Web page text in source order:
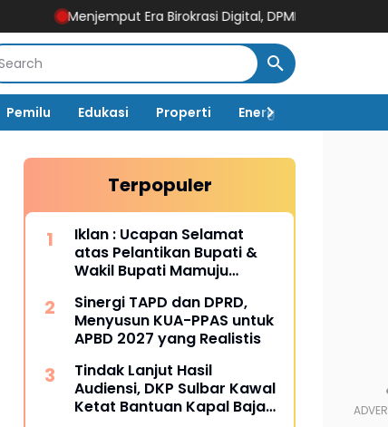
Menjemput Era Birokrasi Digital, DPMPTSP Sulbar Pacu Disiplin
Pemilu Edukasi Properti Energi
Terpopuler
Iklan : Ucapan Selamat
atas Pelantikan Bupati &
Wakil Bupati Mamuju
Sinergi TAPD dan DPRD,
Menyusun KUA-PPAS untuk
APBD 2027 yang Realistis
Tindak Lanjut Hasil
Audiensi, DKP Sulbar Kawal
Ketat Bantuan Kapal Baja